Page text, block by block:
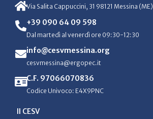
Via Salita Cappuccini, 31 98121 Messina (ME)
+39 090 64 09 598
Dal martedì al venerdì ore 09:30-12:30
info@cesvmessina.org
cesvmessina@ergopec.it
C.F. 97066070836
Codice Univoco: E4X9PNC
Il CESV